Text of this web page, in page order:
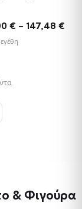
€ – 147,48 €
& Φιγούρα